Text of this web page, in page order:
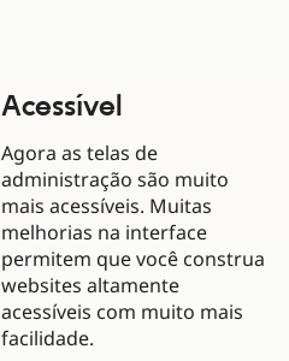
Acessível
Agora as telas de
administração são muito
mais acessíveis. Muitas
melhorias na interface
permitem que você construa
websites altamente
acessíveis com muito mais
facilidade.